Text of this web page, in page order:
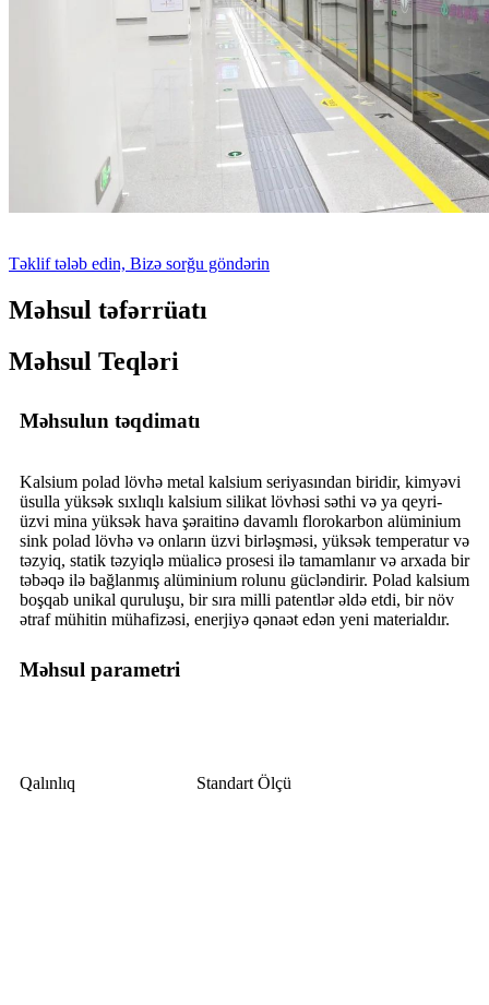
Təklif tələb edin, Bizə sorğu göndərin
Məhsul təfərrüatı
Məhsul Teqləri
Məhsulun təqdimatı
Kalsium polad lövhə metal kalsium seriyasından biridir, kimyəvi
üsulla yüksək sıxlıqlı kalsium silikat lövhəsi səthi və ya qeyri-
üzvi mina yüksək hava şəraitinə davamlı florokarbon alüminium
sink polad lövhə və onların üzvi birləşməsi, yüksək temperatur və
təzyiq, statik təzyiqlə müalicə prosesi ilə tamamlanır və arxada bir
təbəqə ilə bağlanmış alüminium rolunu gücləndirir. Polad kalsium
boşqab unikal quruluşu, bir sıra milli patentlər əldə etdi, bir növ
ətraf mühitin mühafizəsi, enerjiyə qənaət edən yeni materialdır.
Məhsul parametri
Qalınlıq Standart Ölçü